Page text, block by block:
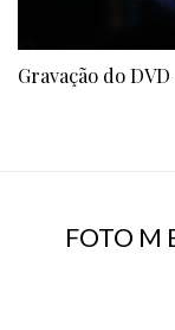
Gravação do
FOTO M